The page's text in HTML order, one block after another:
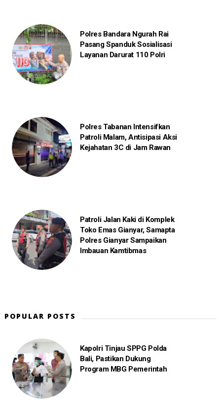
Polres Bandara Ngurah Rai
Pasang Spanduk Sosialisasi
Layanan Darurat 110 Polri
Polres Tabanan Intensifkan
Patroli Malam, Antisipasi Aksi
Kejahatan 3C di Jam Rawan
Patroli Jalan Kaki di Komplek
Toko Emas Gianyar, Samapta
Polres Gianyar Sampaikan
Imbauan Kamtibmas
POPULAR POSTS
Kapolri Tinjau SPPG Polda
Bali, Pastikan Dukung
Program MBG Pemerintah